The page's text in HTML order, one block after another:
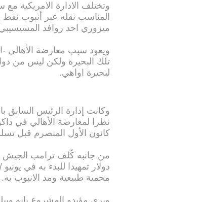
وتختلف الادارة الامريكية
المناسب نقله عبر أنبوب
ميزوري احد روافد
ويعود سبب معارضة الأهالي -
تلك البحيرة ولكن ليس من
لبحيرة اواهي.
وكانت إدارة الرئيس السابق
نظرا لمعارضة الأهالي في
كانون الأول المنصرم قبل
دولار تمهيدا للبدء به في
محمية طبيعية ومد الانبوب به.